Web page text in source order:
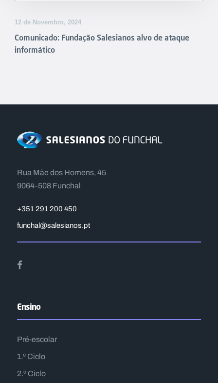
12 de Novembro, 2024
Comunicado: Fundação Salesianos alvo de ataque
informático
Rua Mãe dos Homens, 45
9064-508 Funchal
+351 291 200 450
funchal@salesianos.pt
Ensino
Pré-escolar
1.º Ciclo
2.º Ciclo